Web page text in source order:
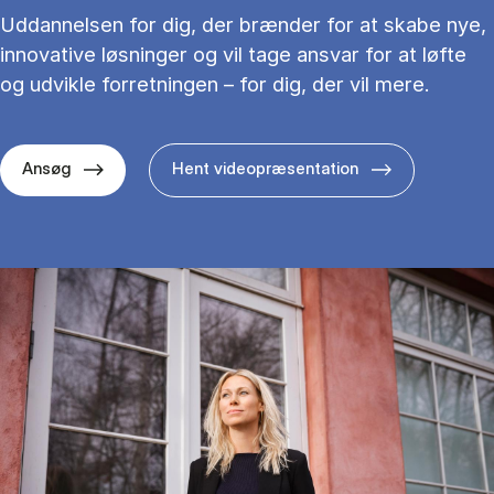
Uddannelsen for dig, der brænder for at skabe nye,
innovative løsninger og vil tage ansvar for at løfte
og udvikle forretningen – for dig, der vil mere.
Ansøg Hent videopræsentation